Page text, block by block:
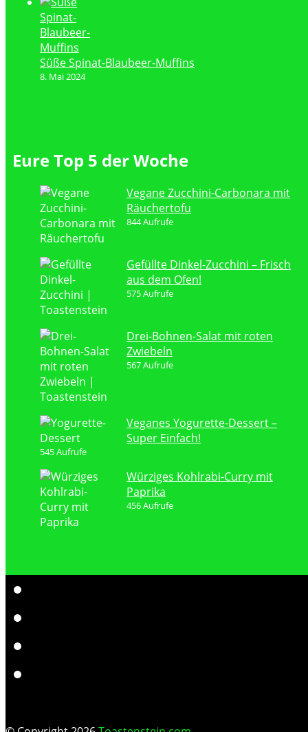
Süße Spinat-Blaubeer-Muffins
8. Mai 2024
Eure Top 5 der Woche
Vegane Zucchini-Carbonara mit
Räuchertofu
844 Aufrufe
Gefüllte Dinkel-Zucchini – Frisch
aus dem Ofen!
575 Aufrufe
Drei-Bohnen-Salat mit roten
Zwiebeln
567 Aufrufe
Veganes Yogurette-Dessert –
Super Einfach!
545 Aufrufe
Würziges Kohlrabi-Curry mit
Paprika
456 Aufrufe